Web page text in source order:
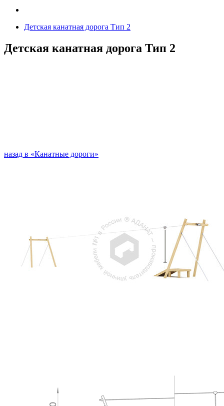
Детская канатная дорога Тип 2
Детская канатная дорога Тип 2
назад в «Канатные дороги»